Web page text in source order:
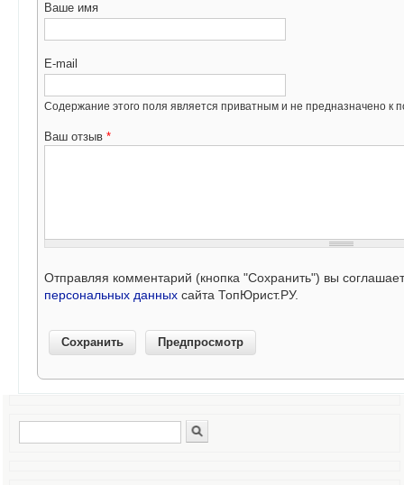
Ваше имя
E-mail
Содержание этого поля является приватным и не предназначено к
Ваш отзыв *
Отправляя комментарий (кнопка "Сохранить") вы
персональных данных сайта ТопЮрист.РУ.
Форма поиска